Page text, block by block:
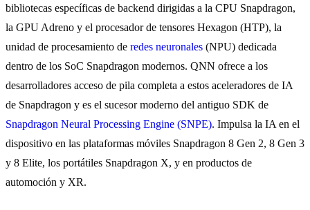
bibliotecas específicas de backend dirigidas a la CPU Snapdragon,
la GPU Adreno y el procesador de tensores Hexagon (HTP), la
unidad de procesamiento de redes neuronales (NPU) dedicada
dentro de los SoC Snapdragon modernos. QNN ofrece a los
desarrolladores acceso de pila completa a estos aceleradores de IA
de Snapdragon y es el sucesor moderno del antiguo SDK de
Snapdragon Neural Processing Engine (SNPE). Impulsa la IA en el
dispositivo en las plataformas móviles Snapdragon 8 Gen 2, 8 Gen 3
y 8 Elite, los portátiles Snapdragon X, y en productos de
automoción y XR.